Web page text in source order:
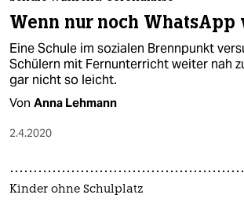
Wenn nur noch
Eine Schule im sozialen Brennpunkt
Schülern mit Fernunterricht weiter nah
gar nicht so leicht.
Von Anna Lehmann
2.4.2020
Kinder ohne Schulplatz